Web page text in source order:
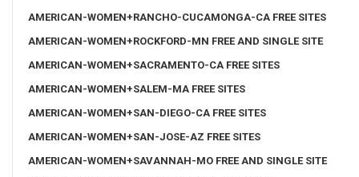
AMERICAN-WOMEN+RANCHO-CUCAMONGA-CA FREE SITES
AMERICAN-WOMEN+ROCKFORD-MN FREE AND SINGLE SITE
AMERICAN-WOMEN+SACRAMENTO-CA FREE SITES
AMERICAN-WOMEN+SALEM-MA FREE SITES
AMERICAN-WOMEN+SAN-DIEGO-CA FREE SITES
AMERICAN-WOMEN+SAN-JOSE-AZ FREE SITES
AMERICAN-WOMEN+SAVANNAH-MO FREE AND SINGLE SITE